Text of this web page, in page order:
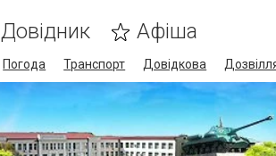
Довідник Афіша
Погода Транспорт Довідкова